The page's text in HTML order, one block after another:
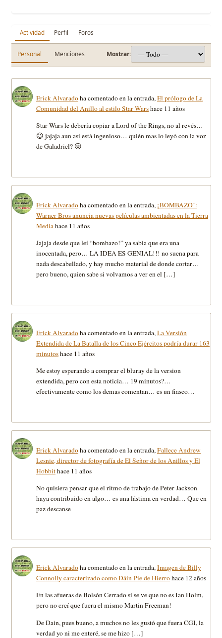
Actividad Perfil Foros
Personal Menciones Mostrar:
Erick Alvaradoha comentado en la entrada,El prólogo de La
Comunidad del Anillo al estilo Star Warshace 11 años
Star Wars le debería copiar a Lord of the Rings, no al revés…
😉 jajaja aun así está ingenioso… quién mas lo leyó con la voz
de Galadriel? 😛
Erick Alvaradoha comentado en la entrada, ¡BOMBAZO!:
Warner Bros anuncia nuevas películas ambientadas en la Tierra
Mediahace 11 años
Jajaja desde que leí “bombazo!” ya sabia que era una
inocentada, pero… LA IDEA ES GENIAL!!! no suena para
nada descabellado, y hay mucho material de donde cortar…
pero bueno, quien sabe si volvamos a ver en el […]
Erick Alvaradoha comentado en la entrada,La Versión
Extendida de La Batalla de los Cinco Ejércitos podría durar 163
minutoshace 11 años
Me estoy esperando a comprar el bluray de la version
extendida, pero con esta noticia… 19 minutos?…
efectivamente como los demas comentan… es un fiasco…
Erick Alvaradoha comentado en la entrada,Fallece Andrew
Lesnie, director de fotografía de El Señor de los Anillos y El
Hobbithace 11 años
No quisiera pensar que el ritmo de trabajo de Peter Jackson
haya contribuido en algo… es una lástima en verdad… Que en
paz descanse
Erick Alvaradoha comentado en la entrada,Imagen de Billy
Connolly caracterizado como Dáin Pie de Hierrohace 12 años
En las afueras de Bolsón Cerrado si se ve que no es Ian Holm,
pero no creí que fuera el mismo Martin Freeman!
De Dain, pues bueno, a muchos no les gustó que fuera CGI, la
verdad yo ni me enteré, se me hizo […]